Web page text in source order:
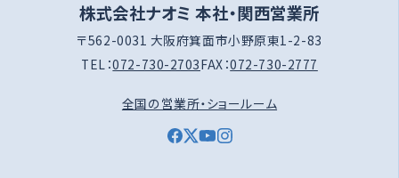
株式会社ナオミ 本社・関西営業所
〒562-0031 大阪府箕面市小野原東1-2-83
TEL：072-730-2703FAX：072-730-2777
全国の営業所・ショールーム